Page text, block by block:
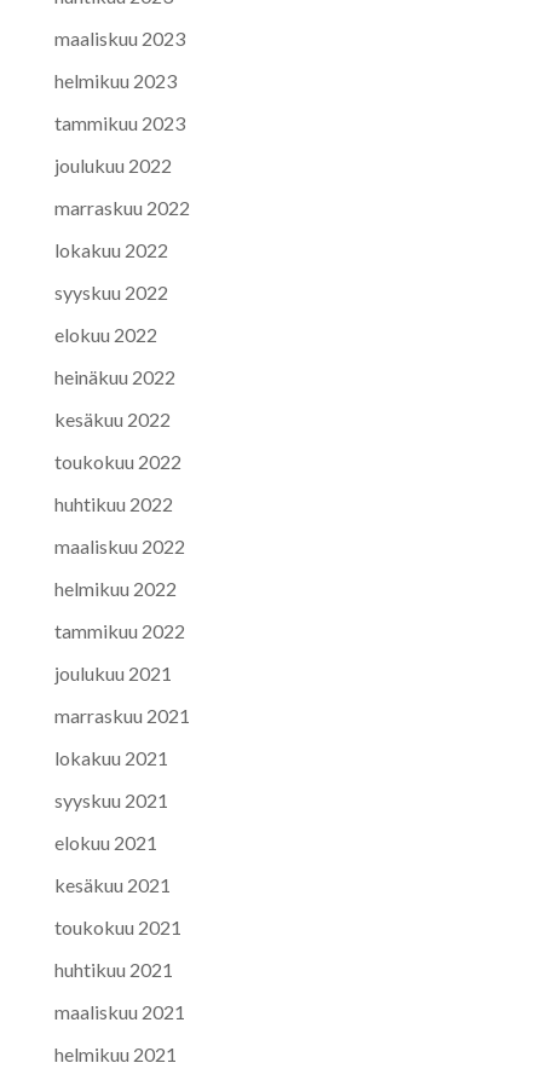
maaliskuu 2023
helmikuu 2023
tammikuu 2023
joulukuu 2022
marraskuu 2022
lokakuu 2022
syyskuu 2022
elokuu 2022
heinäkuu 2022
kesäkuu 2022
toukokuu 2022
huhtikuu 2022
maaliskuu 2022
helmikuu 2022
tammikuu 2022
joulukuu 2021
marraskuu 2021
lokakuu 2021
syyskuu 2021
elokuu 2021
kesäkuu 2021
toukokuu 2021
huhtikuu 2021
maaliskuu 2021
helmikuu 2021